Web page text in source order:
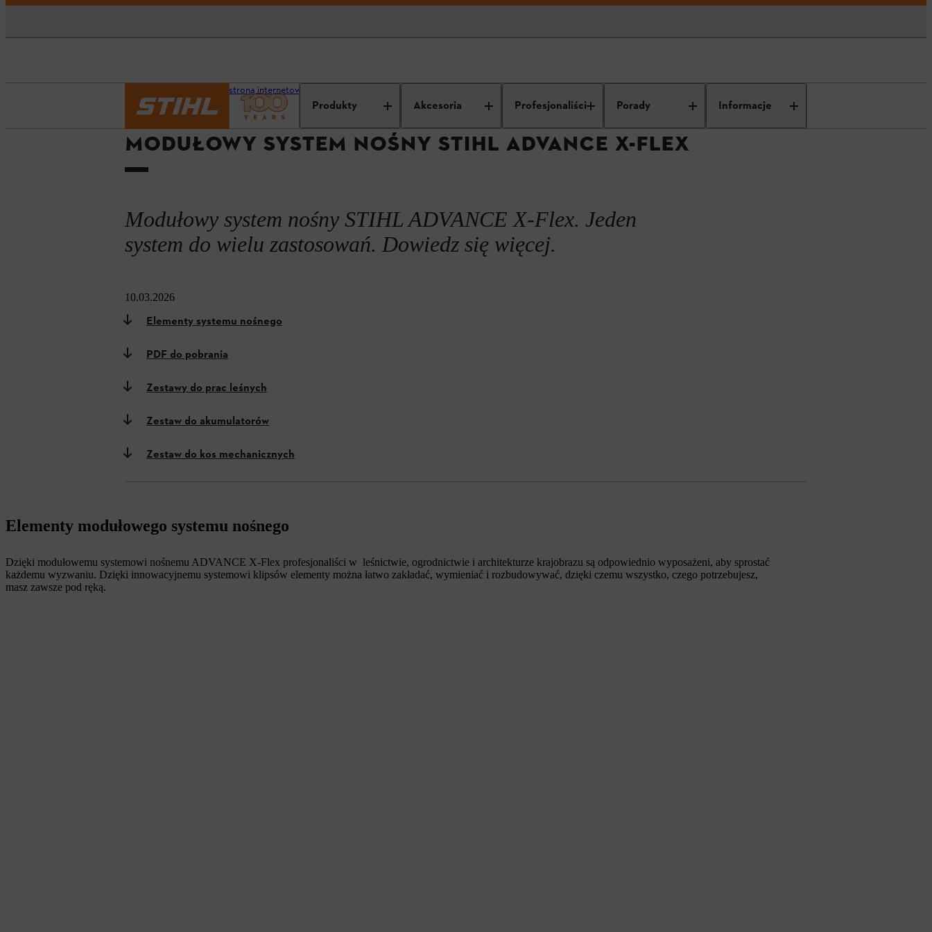
Produkty Akcesoria Profesjonaliści Porady Informacje
Nasza strona internetowa STIHL dla profesjonalistów
MODUŁOWY SYSTEM NOŚNY STIHL ADVANCE X-FLEX
Modułowy system nośny STIHL ADVANCE X-Flex. Jeden
system do wielu zastosowań. Dowiedz się więcej.
10.03.2026
Elementy systemu nośnego
PDF do pobrania
Zestawy do prac leśnych
Zestaw do akumulatorów
Zestaw do kos mechanicznych
Elementy modułowego systemu nośnego
Dzięki modułowemu systemowi nośnemu ADVANCE X-Flex profesjonaliści w leśnictwie, ogrodnictwie i architekturze krajobrazu są odpowiednio wyposażeni, aby sprostać
każdemu wyzwaniu. Dzięki innowacyjnemu systemowi klipsów elementy można łatwo zakładać, wymieniać i rozbudowywać, dzięki czemu wszystko, czego potrzebujesz,
masz zawsze pod ręką.